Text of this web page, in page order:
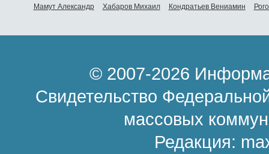
Мамут Александр
Хабаров Михаил Кондратьев Вениамин
© 2007-2026
Свидетельство
массовых
Редакция: